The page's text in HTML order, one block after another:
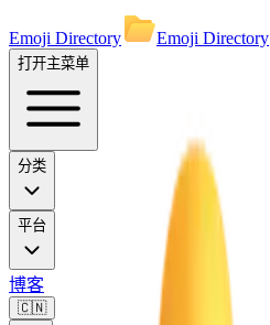
Emoji Directory Emoji Directory
打开主菜单
分类
平台
博客
🇨🇳